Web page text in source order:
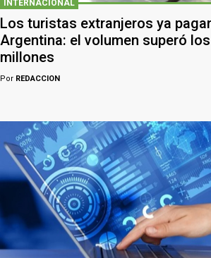
INTERNACIONAL
Los turistas extranjeros ya
Argentina: el volumen superó los
millones
Por REDACCION